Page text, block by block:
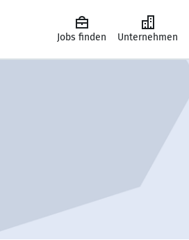
Jobs finden Unternehmen